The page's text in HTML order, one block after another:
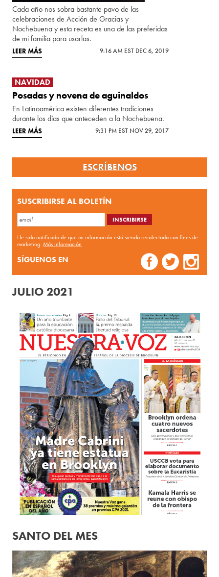
Cada año nos sobra bastante pavo de las
celebraciones de Acción de Gracias y
Nochebuena y esta receta es una de las preferidas
de mi familia para usarlas.
LEER MÁS 9:16 AM EST DEC 6, 2019
NAVIDAD
Posadas y novena de aguinaldos
En Latinoamérica existen diferentes tradiciones
durante los días que anteceden a la Nochebuena.
LEER MÁS 9:31 PM EST NOV 29, 2017
ESCRÍBENOS
SUSCRIBIRSE AL BOLETÍN
He sido notificado de que mi información está siendo recolectada con fines de
marketing.Más información
SÍGUENOS EN
JULIO 2021
SANTO DEL MES